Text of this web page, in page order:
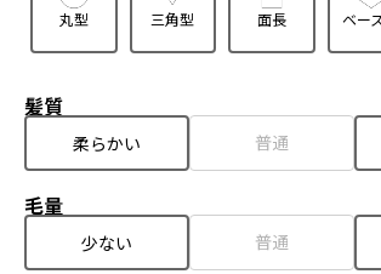
丸型 三角型 面長 ベー
髪質
柔らかい 普通
毛量
少ない 普通